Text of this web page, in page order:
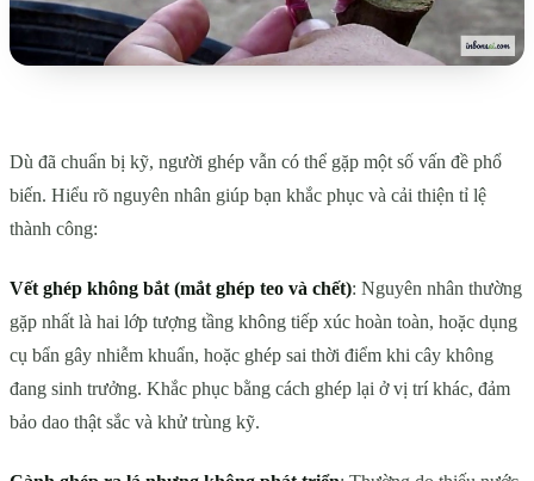
Dù đã chuẩn bị kỹ, người ghép vẫn có thể gặp một số vấn đề phổ
biến. Hiểu rõ nguyên nhân giúp bạn khắc phục và cải thiện tỉ lệ
thành công:
Vết ghép không bắt (mắt ghép teo và chết): Nguyên nhân thường
gặp nhất là hai lớp tượng tầng không tiếp xúc hoàn toàn, hoặc dụng
cụ bẩn gây nhiễm khuẩn, hoặc ghép sai thời điểm khi cây không
đang sinh trưởng. Khắc phục bằng cách ghép lại ở vị trí khác, đảm
bảo dao thật sắc và khử trùng kỹ.